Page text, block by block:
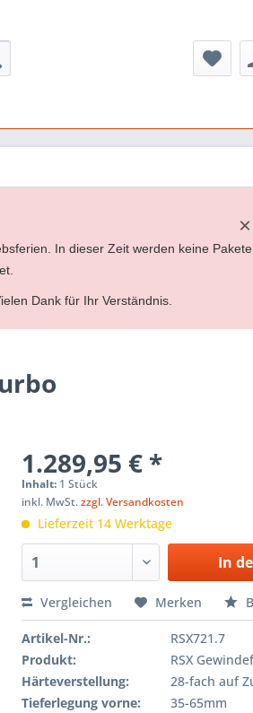
×
In dieser Zeit werden keine Pakete
Dank für Ihr Verständnis.
1.289,95 € *
Inhalt: 1 Stück
inkl. MwSt.zzgl. Versandkosten
Lieferzeit 14 Werktage
In
Vergleichen Merken
Artikel-Nr.:
RSX721.7
Produkt:
RSX
Härteverstellung:
28-fach auf
Tieferlegung vorne:
35-65mm